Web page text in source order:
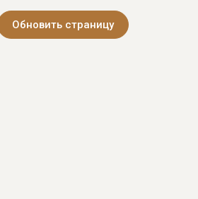
Обновить страницу